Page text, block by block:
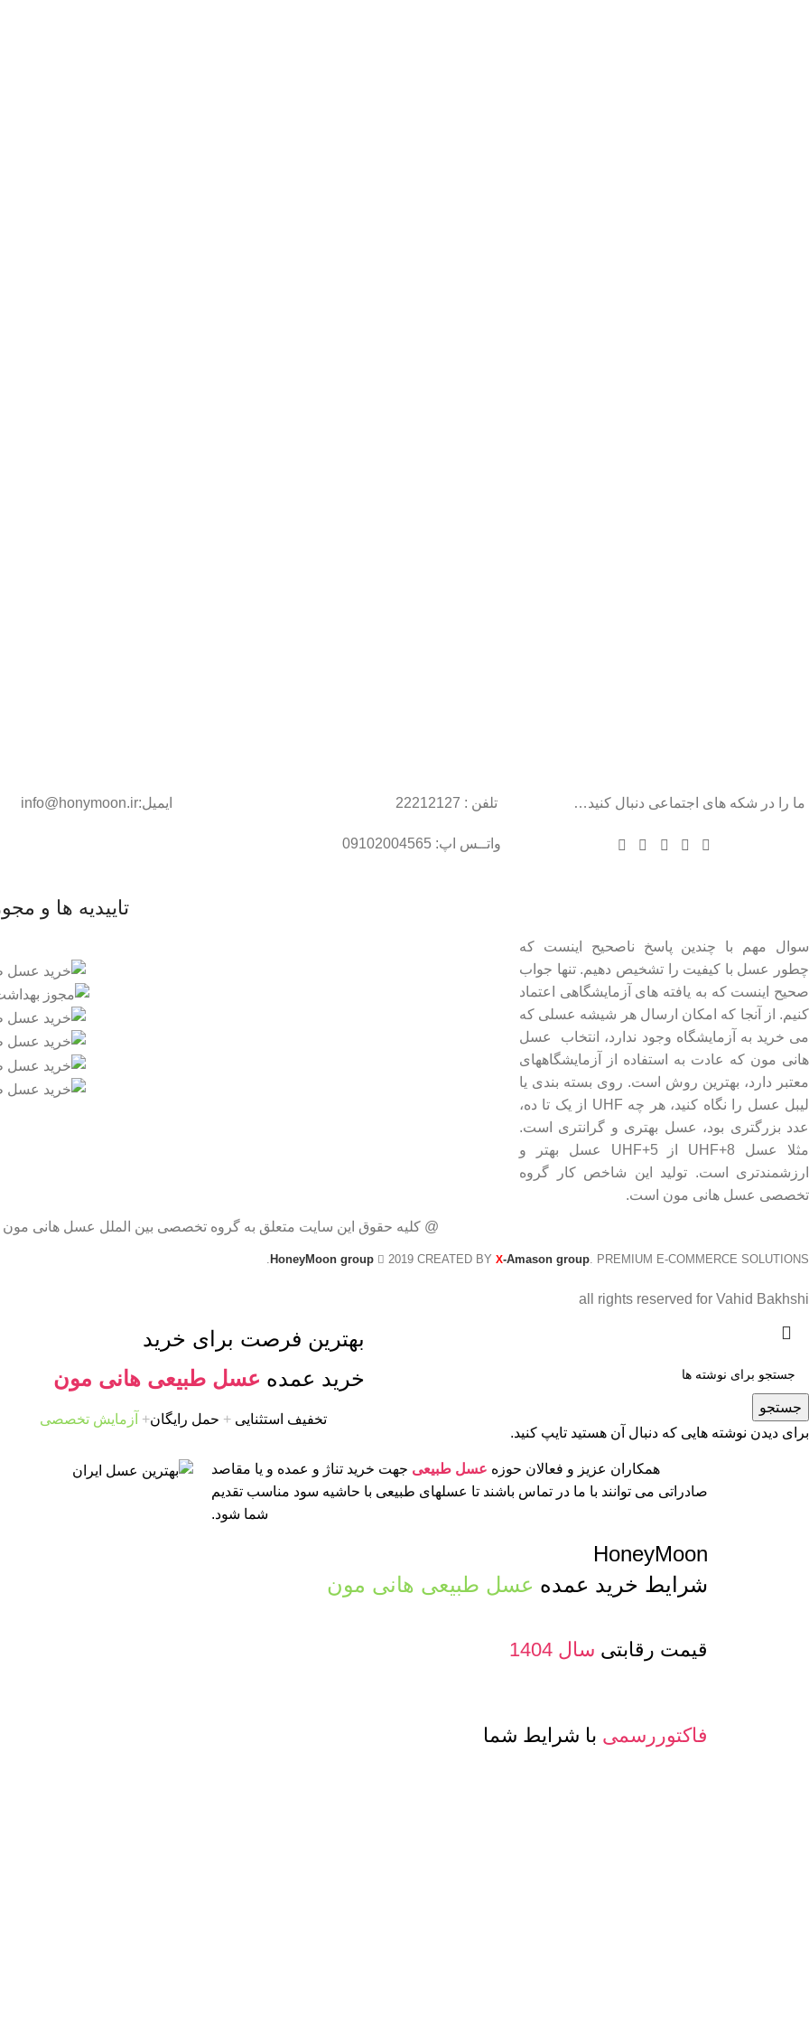
ما را در شکه های اجتماعی دنبال کنید… تلفن : 22212127
واتــس اپ: 09102004565
ایمیل:info@honymoon.ir
سوال مهم با چندین پاسخ ناصحیح اینست که
چطور عسل با کیفیت را تشخیص دهیم. تنها جواب
صحیح اینست که به یافته های آزمایشگاهی اعتماد
کنیم. از آنجا که امکان ارسال هر شیشه عسلی که
می خرید به آزمایشگاه وجود ندارد، انتخاب عسل
هانی مون که عادت به استفاده از آزمایشگاههای
معتبر دارد، بهترین روش است. روی بسته بندی یا
لیبل عسل را نگاه کنید، هر چه UHF از یک تا ده،
عدد بزرگتری بود، عسل بهتری و گرانتری است.
مثلا عسل UHF+8 از UHF+5 عسل بهتر و
ارزشمندتری است. تولید این شاخص کار گروه
تخصصی عسل هانی مون است.
تاییدیه ها و
@ کلیه حقوق این سایت متعلق به گروه تخصصی بین الملل عسل هانی
HoneyMoon group 2019 CREATED BY X-Amason group. PREMIUM E-COMMERCE SOLUTIONS.
all rights reserved for Vahid Bakhshi
جستجو
برای دیدن نوشته هایی که دنبال آن هستید تایپ کنید.
بهترین فرصت برای خرید
خرید عمده عسل طبیعی هانی مون
تخفیف استثنایی + حمل رایگان+ آزمایش تخصصی
همکاران عزیز و فعالان حوزه عسل طبیعی جهت خرید تناژ و عمده و یا مقاصد
صادراتی می توانند با ما در تماس باشند تا عسلهای طبیعی با حاشیه سود مناسب تقدیم
شما شود.
HoneyMoon
شرایط خرید عمده عسل طبیعی هانی مون
قیمت رقابتی سال 1404
فاکتوررسمی با شرایط شما